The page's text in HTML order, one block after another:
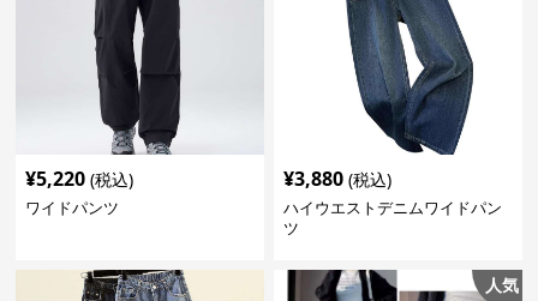
¥5,220 (税込)
ワイドパンツ
¥3,880 (税込)
ハイウエストデニムワイドパン
ツ
人気